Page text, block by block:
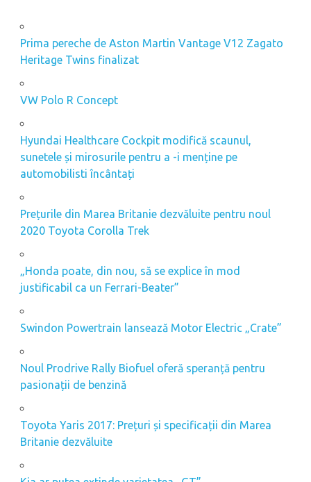
Prima pereche de Aston Martin Vantage V12 Zagato
Heritage Twins finalizat
VW Polo R Concept
Hyundai Healthcare Cockpit modifică scaunul,
sunetele și mirosurile pentru a -i menține pe
automobilisti încântați
Prețurile din Marea Britanie dezvăluite pentru noul
2020 Toyota Corolla Trek
„Honda poate, din nou, să se explice în mod
justificabil ca un Ferrari-Beater”
Swindon Powertrain lansează Motor Electric „Crate”
Noul Prodrive Rally Biofuel oferă speranță pentru
pasionații de benzină
Toyota Yaris 2017: Prețuri și specificații din Marea
Britanie dezvăluite